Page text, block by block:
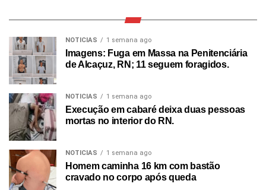
NOTICIAS 1 semana ago
Imagens: Fuga em Massa na Penitenciária
de Alcaçuz, RN; 11 seguem foragidos.
NOTICIAS 1 semana ago
Execução em cabaré deixa duas pessoas
mortas no interior do RN.
NOTICIAS 1 semana ago
Homem caminha 16 km com bastão
cravado no corpo após queda